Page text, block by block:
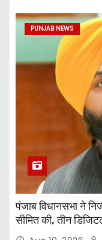
PUNJAB NEWS
पंजाब विधानसभा ने
सीमित की, तीन